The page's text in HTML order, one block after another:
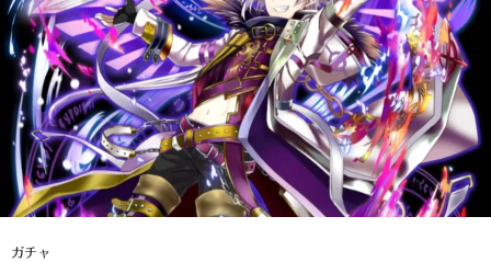
ガチャ